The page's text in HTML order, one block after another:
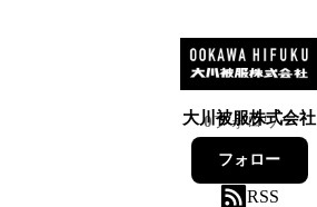
大川被服株式会社
0フォロワー
フォロー
RSS